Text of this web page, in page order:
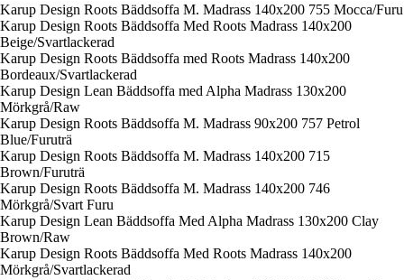
Karup Design Roots Bäddsoffa M. Madrass 140x200 755 Mocca/Furu
Karup Design Roots Bäddsoffa Med Roots Madrass 140x200
Beige/Svartlackerad
Karup Design Roots Bäddsoffa med Roots Madrass 140x200
Bordeaux/Svartlackerad
Karup Design Lean Bäddsoffa med Alpha Madrass 130x200
Mörkgrå/Raw
Karup Design Roots Bäddsoffa M. Madrass 90x200 757 Petrol
Blue/Furuträ
Karup Design Roots Bäddsoffa M. Madrass 140x200 715
Brown/Furuträ
Karup Design Roots Bäddsoffa M. Madrass 140x200 746
Mörkgrå/Svart Furu
Karup Design Lean Bäddsoffa Med Alpha Madrass 130x200 Clay
Brown/Raw
Karup Design Roots Bäddsoffa Med Roots Madrass 140x200
Mörkgrå/Svartlackerad